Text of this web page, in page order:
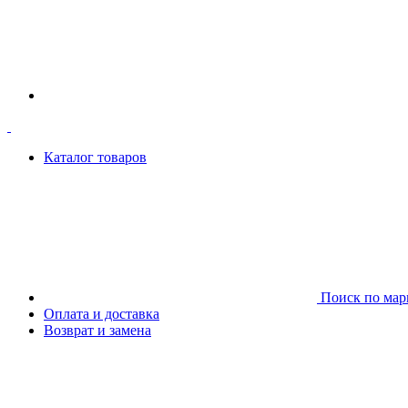
Каталог товаров
Поиск по
Оплата и доставка
Возврат и замена